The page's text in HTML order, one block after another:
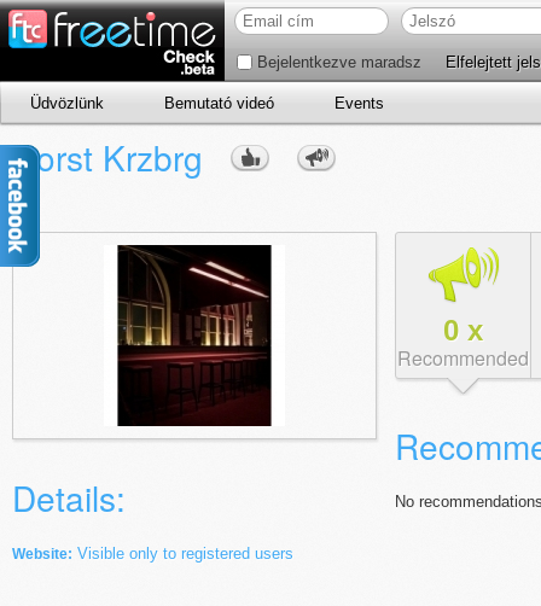
Bejelentkezve maradsz Elfelejtett
Üdvözlünk Bemutató videó Events
Horst Krzbrg
Details:
Website: Visible only to registered users
0 x
Recommended
No